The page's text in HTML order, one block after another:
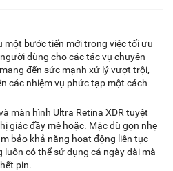
một bước tiến mới trong việc tối ưu
dùng cho các tác vụ chuyên
đến sức mạnh xử lý vượt trội,
các nhiệm vụ phức tạp một cách
màn hình Ultra Retina XDR tuyệt
giác đầy mê hoặc. Mặc dù gọn nhẹ
bảo khả năng hoạt động liên tục
có thể sử dụng cả ngày dài mà
pin.